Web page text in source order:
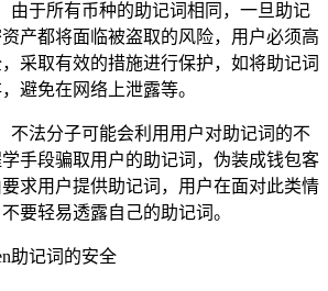
由于所有币种的助记词相同，一旦助记
产都将面临被盗取的风险，用户必须高
采取有效的措施进行保护，如将助记词
避免在网络上泄露等。
不法分子可能会利用用户对助记词的不
手段骗取用户的助记词，伪装成钱包客
求用户提供助记词，用户在面对此类情
要轻易透露自己的助记词。
助记词的安全